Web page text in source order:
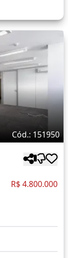
Cód.: 151950
R$ 4.800.000